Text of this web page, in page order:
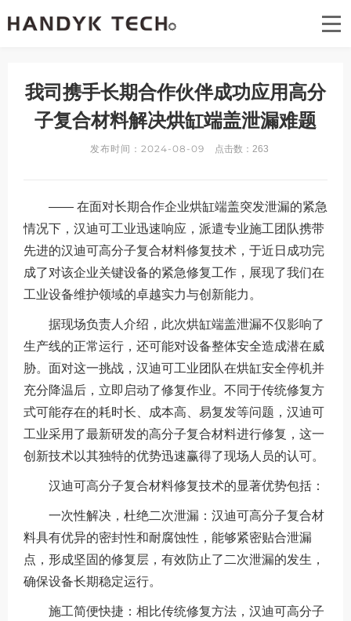
首页
汉迪可技术专案
汉迪可资讯
联系我们
我司携手长期合作伙伴成功应用高分
子复合材料解决烘缸端盖泄漏难题
发布时间：2024-08-09 点击数： 263
—— 在面对长期合作企业烘缸端盖突发泄漏的紧急
情况下，汉迪可工业迅速响应，派遣专业施工团队携带
先进的汉迪可高分子复合材料修复技术，于近日成功完
成了对该企业关键设备的紧急修复工作，展现了我们在
工业设备维护领域的卓越实力与创新能力。
据现场负责人介绍，此次烘缸端盖泄漏不仅影响了
生产线的正常运行，还可能对设备整体安全造成潜在威
胁。面对这一挑战，汉迪可工业团队在烘缸安全停机并
充分降温后，立即启动了修复作业。不同于传统修复方
式可能存在的耗时长、成本高、易复发等问题，汉迪可
工业采用了最新研发的高分子复合材料进行修复，这一
创新技术以其独特的优势迅速赢得了现场人员的认可。
汉迪可高分子复合材料修复技术的显著优势包括：
一次性解决，杜绝二次泄漏：汉迪可高分子复合材
料具有优异的密封性和耐腐蚀性，能够紧密贴合泄漏
点，形成坚固的修复层，有效防止了二次泄漏的发生，
确保设备长期稳定运行。
施工简便快捷：相比传统修复方法，汉迪可高分子